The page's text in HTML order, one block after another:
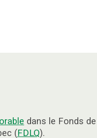
dans le Fonds
(FDLQ).